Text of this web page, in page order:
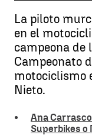
La piloto
en el
campeona de
Campeonato
motociclismo
Nieto.
Ana
Superbikes o